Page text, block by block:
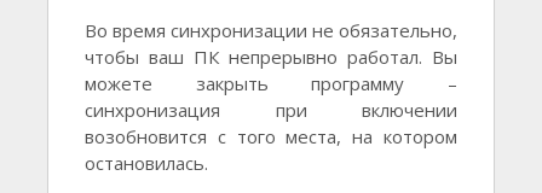
Во время синхронизации не обязательно,
чтобы ваш ПК непрерывно работал. Вы
можете закрыть программу –
синхронизация при включении
возобновится с того места, на котором
остановилась.